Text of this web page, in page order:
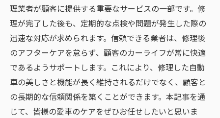
理業者が顧客に提供する重要なサービスの一部です。修
理が完了した後も、定期的な点検や問題が発生した際の
迅速な対応が求められます。信頼できる業者は、修理後
のアフターケアを怠らず、顧客のカーライフが常に快適
であるようサポートします。これにより、修理した自動
車の美しさと機能が長く維持されるだけでなく、顧客と
の長期的な信頼関係を築くことができます。本記事を通
じて、皆様の愛車のケアをぜひお任せしたいと思いま